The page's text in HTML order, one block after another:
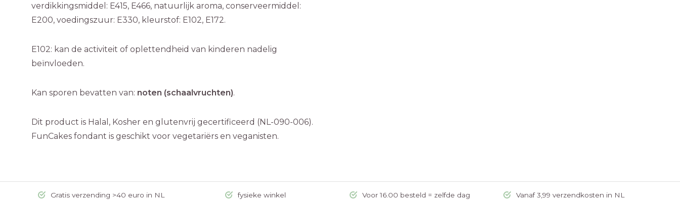
verdikkingsmiddel: E415, E466, natuurlijk aroma, conserveermiddel:
E200, voedingszuur: E330, kleurstof: E102, E172.
E102: kan de activiteit of oplettendheid van kinderen nadelig
beïnvloeden.
Kan sporen bevatten van: noten (schaalvruchten).
Dit product is Halal, Kosher en glutenvrij gecertificeerd (NL-090-006).
FunCakes fondant is geschikt voor vegetariërs en veganisten.
Gratis verzending >40 euro in NL
fysieke winkel
Voor 16.00 besteld = zelfde dag
Vanaf 3,99 verzendkosten in NL